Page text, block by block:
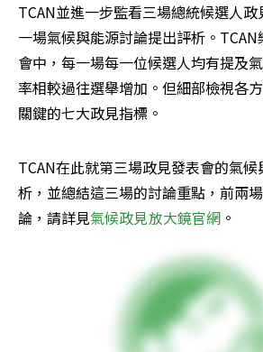
TCAN並進一步監看三場總統候選人
一場氣候與能源討論提出評析。
會中，每一場每一位候選人均有提及
率相較過往選舉增加。但細部檢視各
關鍵的七大政見指標。
TCAN在此就第三場政見發表會的氣
析，並總結這三場的討論重點，前兩
論，請詳見氣候政見放大鏡官網 。